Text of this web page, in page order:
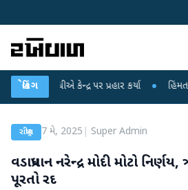
બ્રેકિંગ
ગાંધીએ કેન્દ્ર પર પ્રહાર કર્યા ● હિંમતનગરમાં
રાષ્ટ્રીય 7 મે, 2025 Super Admin
વડાપ્રધાન નરેન્દ્ર મોદી મોટો
પૂરતો રદ